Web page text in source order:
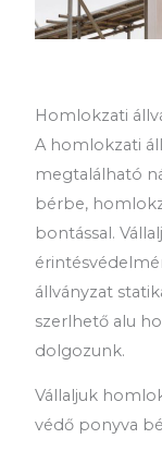
Homlokzati
A homlokzati
megtalálható
bérbe,
bontással.
állványzat
szerlhető alu
dolgozunk.
Vállaljuk
védő ponyva